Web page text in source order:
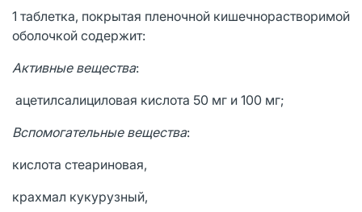
1 таблетка, покрытая пленочной кишечнорастворимой
оболочкой содержит:
Активные вещества:
ацетилсалициловая кислота 50 мг и 100 мг;
Вспомогательные вещества:
кислота стеариновая,
крахмал кукурузный,